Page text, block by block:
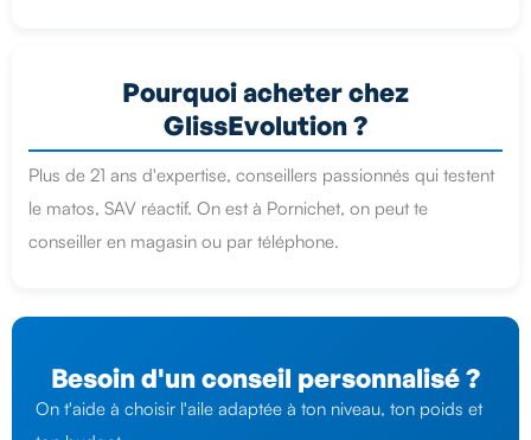
Pourquoi acheter chez
GlissEvolution ?
Plus de 21 ans d'expertise, conseillers passionnés qui testent
le matos, SAV réactif. On est à Pornichet, on peut te
conseiller en magasin ou par téléphone.
Besoin d'un conseil personnalisé ?
On t'aide à choisir l'aile adaptée à ton niveau, ton poids et